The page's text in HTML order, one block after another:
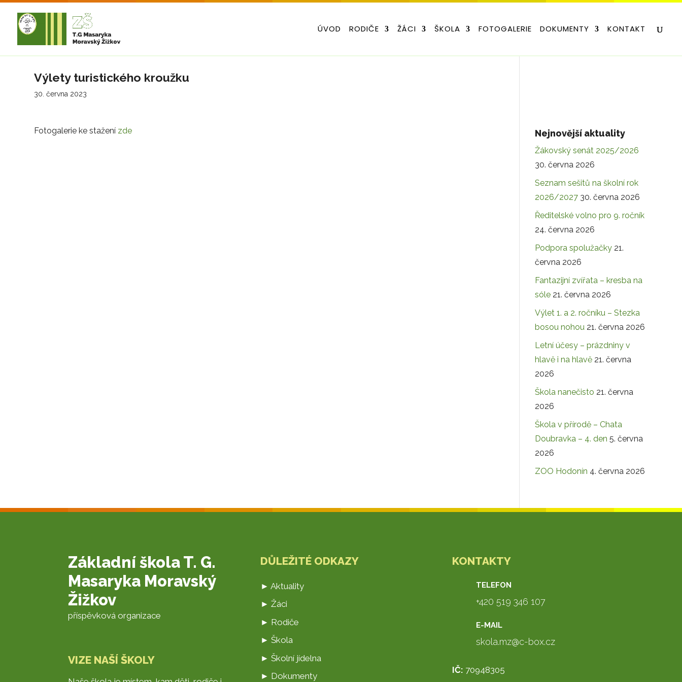
ÚVOD RODIČE ŽÁCI ŠKOLA FOTOGALERIE DOKUMENTY KONTAKT
Výlety turistického kroužku
30. června 2023
Fotogalerie ke stažení zde Nejnovější aktuality
Žákovský senát 2025/2026
30. června 2026
Seznam sešitů na školní rok
2026/2027 30. června 2026
Ředitelské volno pro 9. ročník
24. června 2026
Podpora spolužačky 21.
června 2026
Fantazijní zvířata – kresba na
sóle 21. června 2026
Výlet 1. a 2. ročníku – Stezka
bosou nohou 21. června 2026
Letní účesy – prázdniny v
hlavě i na hlavě 21. června
2026
Škola nanečisto 21. června
2026
Škola v přírodě – Chata
Doubravka – 4. den 5. června
2026
ZOO Hodonín 4. června 2026
Základní škola T. G.
Masaryka Moravský
Žižkov
příspěvková organizace
VIZE NAŠÍ ŠKOLY
DŮLEŽITÉ ODKAZY
► Aktuality
► Žáci
► Rodiče
► Škola
► Školní jídelna
► Dokumenty
KONTAKTY
TELEFON
+420 519 346 107
E-MAIL
skola.mz@c-box.cz
IČ: 70948305